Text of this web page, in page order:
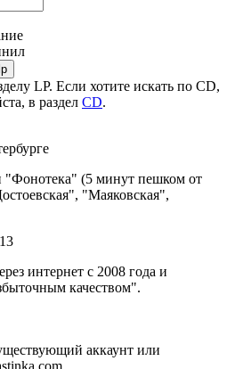
LP. Если хотите искать по CD,
в раздел CD.
"Фонотека" (5 минут пешком от
"Маяковская",
интернет c 2008 года и
качеством".
аккаунт или